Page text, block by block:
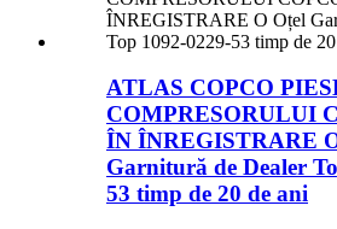
ATLAS COPCO
COMPRESORULUI
ÎN ÎNREGISTRARE
Garnitură de Dealer
53 timp de 20 de ani